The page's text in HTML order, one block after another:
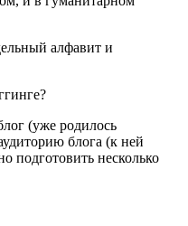
алфавит и
(уже родилось
блога (к ней
подготовить несколько